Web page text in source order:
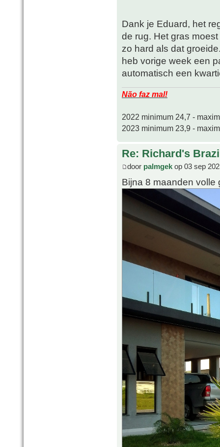
Dank je Eduard, het
de rug. Het gras
zo hard als dat
heb vorige week een
automatisch een
Não faz mal!
2022 minimum 24,7 -
2023 minimum 23,9 -
Re: Richard's
door palmgek op 03 sep
Bijna 8 maanden